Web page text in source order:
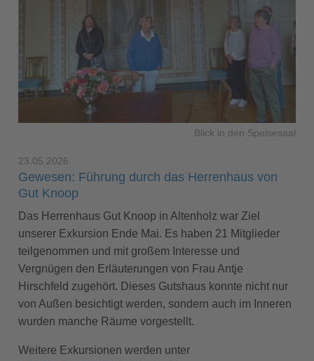
Blick in den Speisesaal
23.05.2026
Gewesen: Führung durch das Herrenhaus von
Gut Knoop
Das Herrenhaus Gut Knoop in Altenholz war Ziel
unserer Exkursion Ende Mai. Es haben 21 Mitglieder
teilgenommen und mit großem Interesse und
Vergnügen den Erläuterungen von Frau Antje
Hirschfeld zugehört. Dieses Gutshaus konnte nicht nur
von Außen besichtigt werden, sondern auch im Inneren
wurden manche Räume vorgestellt.
Weitere Exkursionen werden unter